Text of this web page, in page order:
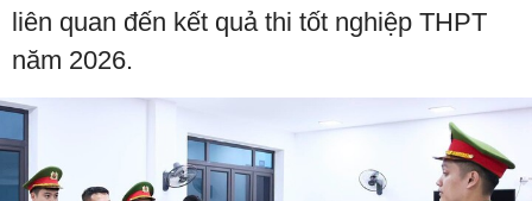
liên quan đến kết quả thi tốt nghiệp THPT
năm 2026.